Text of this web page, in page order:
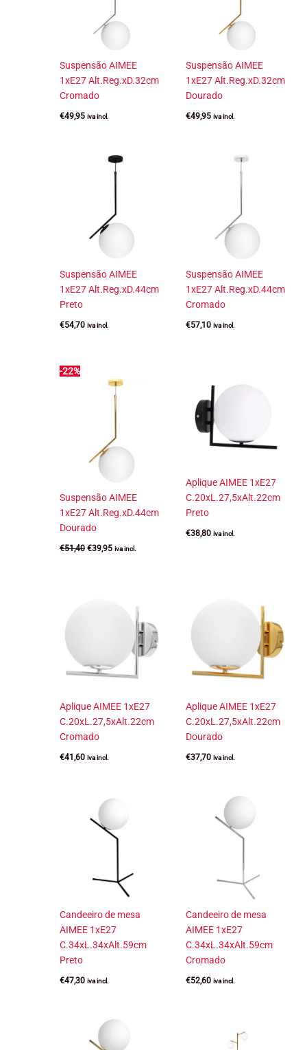
Suspensão AIMEE
1xE27 Alt.Reg.xD.32cm
Cromado
€49,95 iva incl.
Suspensão AIMEE
1xE27 Alt.Reg.xD.32cm
Dourado
€49,95 iva incl.
Suspensão AIMEE
1xE27 Alt.Reg.xD.44cm
Preto
€54,70 iva incl.
Suspensão AIMEE
1xE27 Alt.Reg.xD.44cm
Cromado
€57,10 iva incl.
-22%
Suspensão AIMEE
1xE27 Alt.Reg.xD.44cm
Dourado
€51,40 O
€39,95Oiva incl.
Aplique AIMEE 1xE27
C.20xL.27,5xAlt.22cm
Preto
€38,80 iva incl.
Aplique AIMEE 1xE27
C.20xL.27,5xAlt.22cm
Cromado
€41,60 iva incl.
Aplique AIMEE 1xE27
C.20xL.27,5xAlt.22cm
Dourado
€37,70 iva incl.
Candeeiro de mesa
AIMEE 1xE27
C.34xL.34xAlt.59cm
Preto
€47,30 iva incl.
Candeeiro de mesa
AIMEE 1xE27
C.34xL.34xAlt.59cm
Cromado
€52,60 iva incl.